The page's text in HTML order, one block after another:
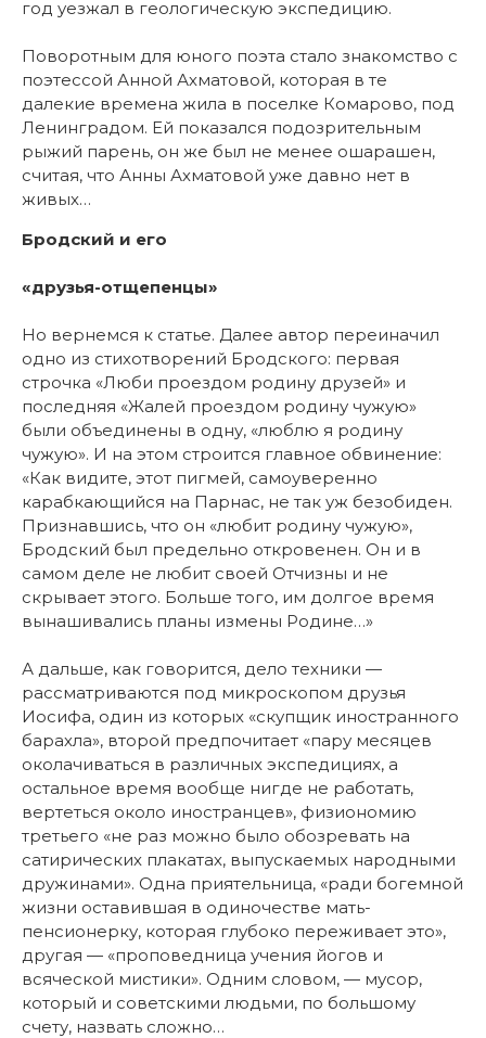
год уезжал в геологическую экспедицию.
Поворотным для юного поэта стало знакомство с
поэтессой Анной Ахматовой, которая в те
далекие времена жила в поселке Комарово, под
Ленинградом. Ей показался подозрительным
рыжий парень, он же был не менее ошарашен,
считая, что Анны Ахматовой уже давно нет в
живых…
Бродский и его
«друзья-отщепенцы»
Но вернемся к статье. Далее автор переиначил
одно из стихотворений Бродского: первая
строчка «Люби проездом родину друзей» и
последняя «Жалей проездом родину чужую»
были объединены в одну, «люблю я родину
чужую». И на этом строится главное обвинение:
«Как видите, этот пигмей, самоуверенно
карабкающийся на Парнас, не так уж безобиден.
Признавшись, что он «любит родину чужую»,
Бродский был предельно откровенен. Он и в
самом деле не любит своей Отчизны и не
скрывает этого. Больше того, им долгое время
вынашивались планы измены Родине…»
А дальше, как говорится, дело техники —
рассматриваются под микроскопом друзья
Иосифа, один из которых «скупщик иностранного
барахла», второй предпочитает «пару месяцев
околачиваться в различных экспедициях, а
остальное время вообще нигде не работать,
вертеться около иностранцев», физиономию
третьего «не раз можно было обозревать на
сатирических плакатах, выпускаемых народными
дружинами». Одна приятельница, «ради богемной
жизни оставившая в одиночестве мать-
пенсионерку, которая глубоко переживает это»,
другая — «проповедница учения йогов и
всяческой мистики». Одним словом, — мусор,
который и советскими людьми, по большому
счету, назвать сложно…